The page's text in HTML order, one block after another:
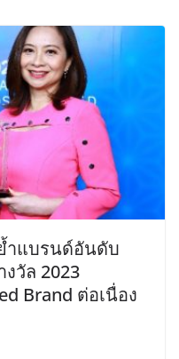
ำแบรนด์อันดับ
วัล 2023
Brand ต่อเนื่อง